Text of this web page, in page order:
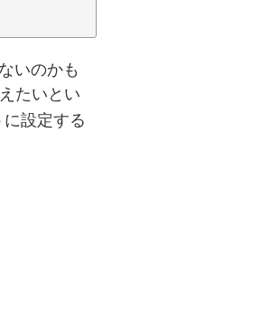
いのかも
たいとい
設定する